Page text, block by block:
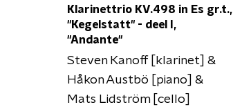
Klarinettrio KV.498 in Es gr.t.,
"Kegelstatt" - deel I,
"Andante"
Steven Kanoff [klarinet] &
Håkon Austbö [piano] &
Mats Lidström [cello]